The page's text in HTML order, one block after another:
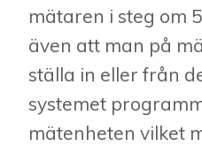
mätaren i steg om
även att man på
ställa in eller från
systemet
mätenheten vilket